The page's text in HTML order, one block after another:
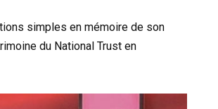
simples en mémoire de son
du National Trust en